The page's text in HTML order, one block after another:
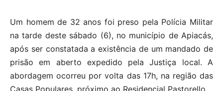
Um homem de 32 anos foi preso pela Polícia Militar
na tarde deste sábado (6), no município de Apiacás,
após ser constatada a existência de um mandado de
prisão em aberto expedido pela Justiça local. A
abordagem ocorreu por volta das 17h, na região das